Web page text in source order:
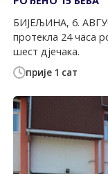
прије 1 сат
БИЈЕЉИНА, 6.
протекла 24 часа
шест дјечака.